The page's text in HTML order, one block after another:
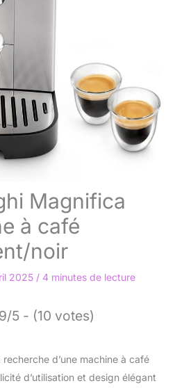
Magnifica
à café
noir
2025 / 4 minutes de lecture
5 - (10 votes)
d’une machine à café
d’utilisation et design élégant